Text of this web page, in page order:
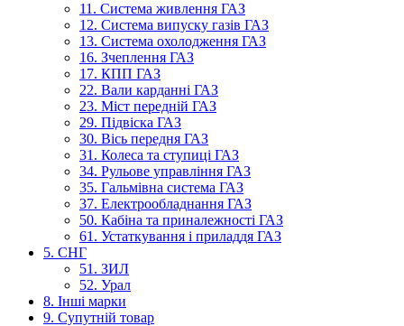
11. Система живлення ГАЗ
12. Система випуску газів ГАЗ
13. Система охолодження ГАЗ
16. Зчеплення ГАЗ
17. КПП ГАЗ
22. Вали карданні ГАЗ
23. Міст передній ГАЗ
29. Підвіска ГАЗ
30. Вісь передня ГАЗ
31. Колеса та ступиці ГАЗ
34. Рульове управління ГАЗ
35. Гальмівна система ГАЗ
37. Електрообладнання ГАЗ
50. Кабіна та приналежності ГАЗ
61. Устаткування і приладдя ГАЗ
5. СНГ
51. ЗИЛ
52. Урал
8. Інші марки
9. Супутній товар